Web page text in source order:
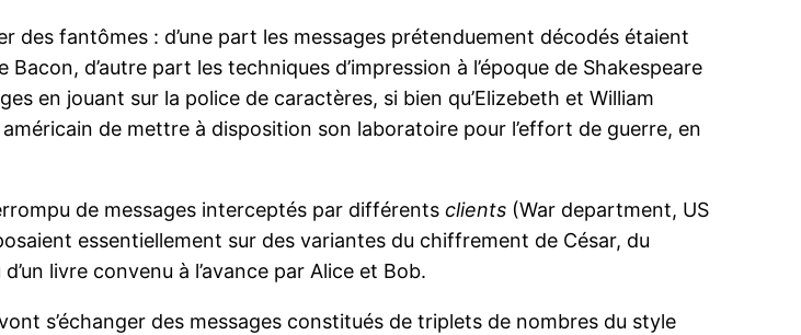
des fantômes : d’une part les messages prétenduement décodés étaient
d’autre part les techniques d’impression à l’époque de Shakespeare
en jouant sur la police de caractères, si bien qu’Elizebeth et William
de mettre à disposition son laboratoire pour l’effort de guerre, en
de messages interceptés par différentsclients (War department, US
essentiellement sur des variantes du chiffrement de César, du
livre convenu à l’avance par Alice et Bob.
s’échanger des messages constitués de triplets de nombres du style